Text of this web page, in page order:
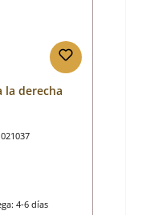
la derecha
4-6 días